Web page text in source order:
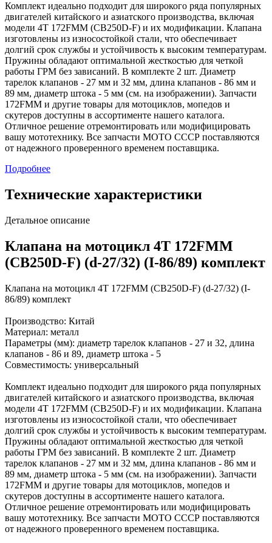
Комплект идеально подходит для широкого ряда популярных
двигателей китайского и азиатского производства, включая
модели 4Т 172FMM (CB250D-F) и их модификации. Клапана
изготовлены из износостойкой стали, что обеспечивает
долгий срок службы и устойчивость к высоким температурам.
Пружины обладают оптимальной жесткостью для четкой
работы ГРМ без зависаний. В комплекте 2 шт. Диаметр
тарелок клапанов - 27 мм и 32 мм, длина клапанов - 86 мм и
89 мм, диаметр штока - 5 мм (см. на изображении). Запчасти
172FMM и другие товары для мотоциклов, мопедов и
скутеров доступны в ассортименте нашего каталога.
Отличное решение отремонтировать или модифицировать
вашу мототехнику. Все запчасти МОТО СССР поставляются
от надежного проверенного временем поставщика.
Подробнее
Технические характеристики
Детальное описание
Клапана на мотоцикл 4Т 172FMM
(CB250D-F) (d-27/32) (I-86/89) комплект
Клапана на мотоцикл 4Т 172FMM (CB250D-F) (d-27/32) (I-
86/89) комплект
Производство: Китай
Материал: металл
Параметры (мм): диаметр тарелок клапанов - 27 и 32, длина
клапанов - 86 и 89, диаметр штока - 5
Совместимость: универсальный
Комплект идеально подходит для широкого ряда популярных
двигателей китайского и азиатского производства, включая
модели 4Т 172FMM (CB250D-F) и их модификации. Клапана
изготовлены из износостойкой стали, что обеспечивает
долгий срок службы и устойчивость к высоким температурам.
Пружины обладают оптимальной жесткостью для четкой
работы ГРМ без зависаний. В комплекте 2 шт. Диаметр
тарелок клапанов - 27 мм и 32 мм, длина клапанов - 86 мм и
89 мм, диаметр штока - 5 мм (см. на изображении). Запчасти
172FMM и другие товары для мотоциклов, мопедов и
скутеров доступны в ассортименте нашего каталога.
Отличное решение отремонтировать или модифицировать
вашу мототехнику. Все запчасти МОТО СССР поставляются
от надежного проверенного временем поставщика.